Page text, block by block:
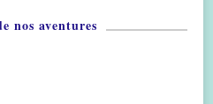
nos aventures